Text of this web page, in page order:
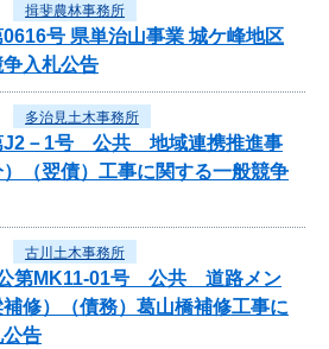
揖斐農林事務所
0616号 県単治山事業 城ケ峰地区
入札公告
多治見土木事務所
J2－1号 公共 地域連携推進事
（翌債）工事に関する一般競争
古川土木事務所
公第MK11-01号 公共 道路メン
修）（債務）葛山橋補修工事に
公告